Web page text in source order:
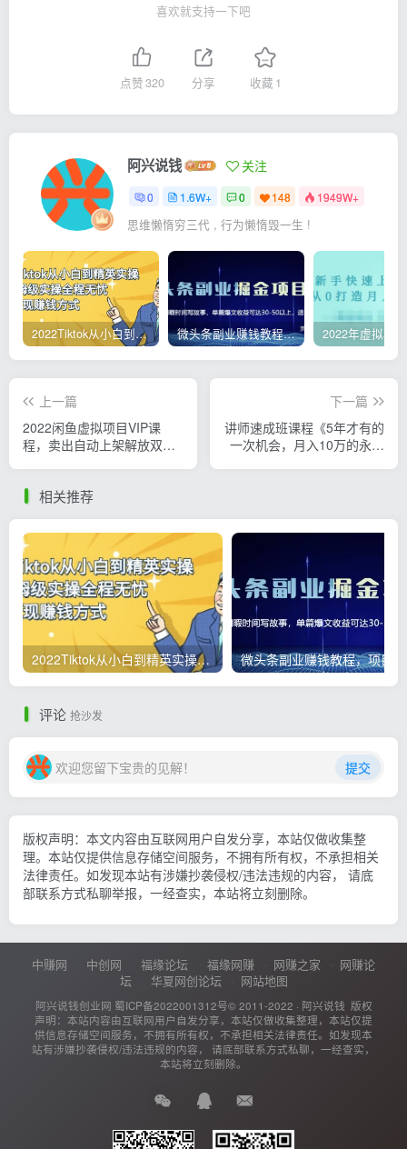
喜欢就支持一下吧
点赞320 分享 收藏 1
阿兴说钱 关注
0 1.6W+ 0 148 1949W+
思维懒惰穷三代 , 行为懒惰毁一生 !
2022Tiktok从小白到精英实操，0-1保姆级实操全程无忧，多种变现赚钱方式 微头条副业赚钱教程，项目单号单天做到50-100+收益
上一篇
2022闲鱼虚拟项目VIP课
程，卖出自动上架解放双手
下一篇
讲师速成班课程《5年才有的
一次机会，月入10万的永久
相关推荐
2022Tiktok从小白到精英实操，0-1保姆级实操全程无忧，多种变现赚钱方式
评论 抢沙发
欢迎您留下宝贵的见解！ 提交
版权声明：本文内容由互联网用户自发分享，本站仅做收集整
理。本站仅提供信息存储空间服务，不拥有所有权，不承担相关
法律责任。如发现本站有涉嫌抄袭侵权/违法违规的内容， 请底
部联系方式私聊举报，一经查实，本站将立刻删除。
中赚网 中创网 福缘论坛 福缘网赚 网赚之家
网赚论
坛
华夏网创论坛 网站地图
阿兴说钱创业网 蜀ICP备2022001312号© 2011-2022 · 阿兴说钱 版权
声明：本站内容由互联网用户自发分享，本站仅做收集整理，本站仅提
供信息存储空间服务，不拥有所有权，不承担相关法律责任。如发现本
站有涉嫌抄袭侵权/违法违规的内容， 请底部联系方式私聊，一经查实，
本站将立刻删除。